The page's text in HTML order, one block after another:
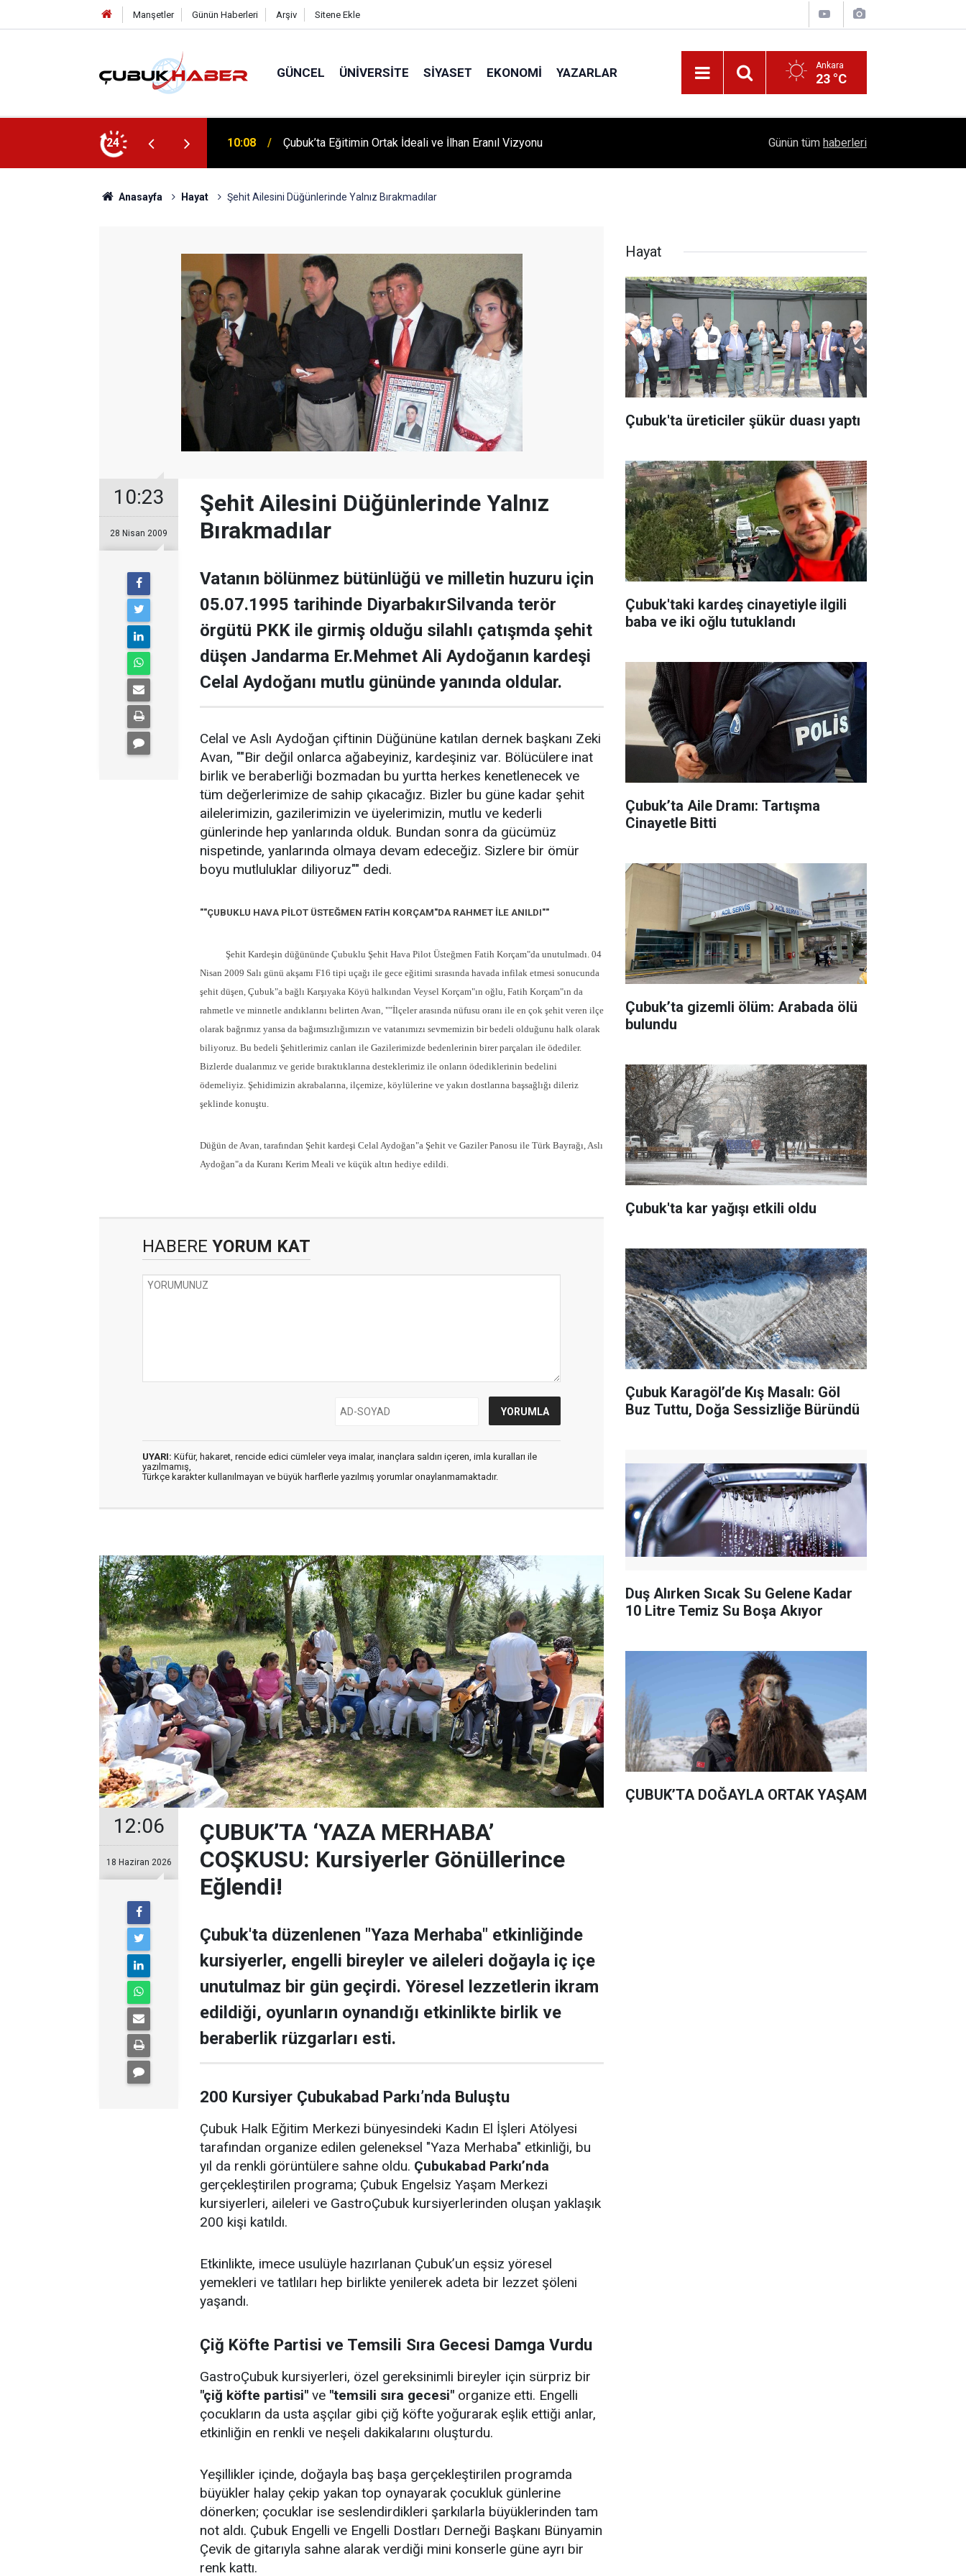
Manşetler Günün Haberleri Arşiv Sitene Ekle
GÜNCEL ÜNIVERSITE SIYASET EKONOMI YAZARLAR Ankara
23 °C
24 12:06 ÇUBUK’TA ‘YAZA MERHABA’ COŞKUSU: Kursiyerler Gönüllerince Eğlendi! 1504 Kep, Tek Bir Hedef: Bilim Kenti Çubuk
Günün tüm haberleri
Anasayfa Hayat Şehit Ailesini Düğünlerinde Yalnız Bırakmadılar
10:23
28 Nisan 2009
Şehit Ailesini Düğünlerinde Yalnız
Bırakmadılar
Vatanın bölünmez bütünlüğü ve milletin huzuru için
05.07.1995 tarihinde DiyarbakırSilvanda terör
örgütü PKK ile girmiş olduğu silahlı çatışmda şehit
düşen Jandarma Er.Mehmet Ali Aydoğanın kardeşi
Celal Aydoğanı mutlu gününde yanında oldular.
Celal ve Aslı Aydoğan çiftinin Düğününe katılan dernek başkanı Zeki
Avan, ""Bir değil onlarca ağabeyiniz, kardeşiniz var. Bölücülere inat
birlik ve beraberliği bozmadan bu yurtta herkes kenetlenecek ve
tüm değerlerimize de sahip çıkacağız. Bizler bu güne kadar şehit
ailelerimizin, gazilerimizin ve üyelerimizin, mutlu ve kederli
günlerinde hep yanlarında olduk. Bundan sonra da gücümüz
nispetinde, yanlarında olmaya devam edeceğiz. Sizlere bir ömür
boyu mutluluklar diliyoruz"" dedi.
""ÇUBUKLU HAVA PİLOT ÜSTEĞMEN FATİH KORÇAM"DA RAHMET İLE ANILDI""
Şehit Kardeşin düğününde Çubuklu Şehit Hava Pilot Üsteğmen Fatih Korçam"da unutulmadı. 04
Nisan 2009 Salı günü akşamı F16 tipi uçağı ile gece eğitimi sırasında havada infilak etmesi sonucunda
şehit düşen, Çubuk"a bağlı Karşıyaka Köyü halkından Veysel Korçam"ın oğlu, Fatih Korçam"ın da
rahmetle ve minnetle andıklarını belirten Avan, ""İlçeler arasında nüfusu oranı ile en çok şehit veren ilçe
olarak bağrımız yansa da bağımsızlığımızın ve vatanımızı sevmemizin bir bedeli olduğunu halk olarak
biliyoruz. Bu bedeli Şehitlerimiz canları ile Gazilerimizde bedenlerinin birer parçaları ile ödediler.
Bizlerde dualarımız ve geride bıraktıklarına desteklerimiz ile onların ödediklerinin bedelini
ödemeliyiz. Şehidimizin akrabalarına, ilçemize, köylülerine ve yakın dostlarına başsağlığı dileriz
şeklinde konuştu.
Düğün de Avan, tarafından Şehit kardeşi Celal Aydoğan"a Şehit ve Gaziler Panosu ile Türk Bayrağı, Aslı
Aydoğan"a da Kuranı Kerim Meali ve küçük altın hediye edildi.
HABERE YORUM KAT
UYARI: Küfür, hakaret, rencide edici cümleler veya imalar, inançlara saldırı içeren, imla kuralları ile
yazılmamış,
Türkçe karakter kullanılmayan ve büyük harflerle yazılmış yorumlar onaylanmamaktadır.
12:06
18 Haziran 2026
ÇUBUK’TA ‘YAZA MERHABA’
COŞKUSU: Kursiyerler Gönüllerince
Eğlendi!
Çubuk'ta düzenlenen "Yaza Merhaba" etkinliğinde
kursiyerler, engelli bireyler ve aileleri doğayla iç içe
unutulmaz bir gün geçirdi. Yöresel lezzetlerin ikram
edildiği, oyunların oynandığı etkinlikte birlik ve
beraberlik rüzgarları esti.
200 Kursiyer Çubukabad Parkı’nda Buluştu
Çubuk Halk Eğitim Merkezi bünyesindeki Kadın El İşleri Atölyesi
tarafından organize edilen geleneksel "Yaza Merhaba" etkinliği, bu
yıl da renkli görüntülere sahne oldu. Çubukabad Parkı’nda
gerçekleştirilen programa; Çubuk Engelsiz Yaşam Merkezi
kursiyerleri, aileleri ve GastroÇubuk kursiyerlerinden oluşan yaklaşık
200 kişi katıldı.
Etkinlikte, imece usulüyle hazırlanan Çubuk’un eşsiz yöresel
yemekleri ve tatlıları hep birlikte yenilerek adeta bir lezzet şöleni
yaşandı.
Çiğ Köfte Partisi ve Temsili Sıra Gecesi Damga Vurdu
GastroÇubuk kursiyerleri, özel gereksinimli bireyler için sürpriz bir
"çiğ köfte partisi" ve "temsili sıra gecesi" organize etti. Engelli
çocukların da usta aşçılar gibi çiğ köfte yoğurarak eşlik ettiği anlar,
etkinliğin en renkli ve neşeli dakikalarını oluşturdu.
Yeşillikler içinde, doğayla baş başa gerçekleştirilen programda
büyükler halay çekip yakan top oynayarak çocukluk günlerine
dönerken; çocuklar ise seslendirdikleri şarkılarla büyüklerinden tam
not aldı. Çubuk Engelli ve Engelli Dostları Derneği Başkanı Bünyamin
Çevik de gitarıyla sahne alarak verdiği mini konserle güne ayrı bir
renk kattı.
Hayat
Çubuk'ta üreticiler şükür duası yaptı
Çubuk'taki kardeş cinayetiyle ilgili
baba ve iki oğlu tutuklandı
Çubuk’ta Aile Dramı: Tartışma
Cinayetle Bitti
Çubuk’ta gizemli ölüm: Arabada ölü
bulundu
Çubuk'ta kar yağışı etkili oldu
Çubuk Karagöl’de Kış Masalı: Göl
Buz Tuttu, Doğa Sessizliğe Büründü
Duş Alırken Sıcak Su Gelene Kadar
10 Litre Temiz Su Boşa Akıyor
ÇUBUK’TA DOĞAYLA ORTAK YAŞAM